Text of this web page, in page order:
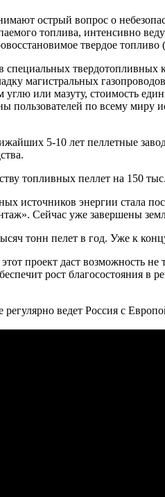
острый вопрос о
топлива, интенсивно
твердое топливо
твердотопливных
магистральных
углю или мазуту, стоимость
пользователей по всему
5-10 лет пеллетные
источников энергии стала
Сейчас уже завершены
тонн пелет в год. Уже к
проект даст возможность
рост благосостояния в
регулярно ведет Россия с